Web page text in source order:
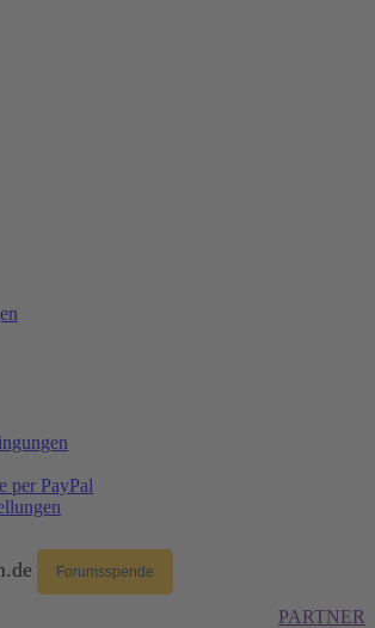
per PayPal
Forumsspende
PARTNER